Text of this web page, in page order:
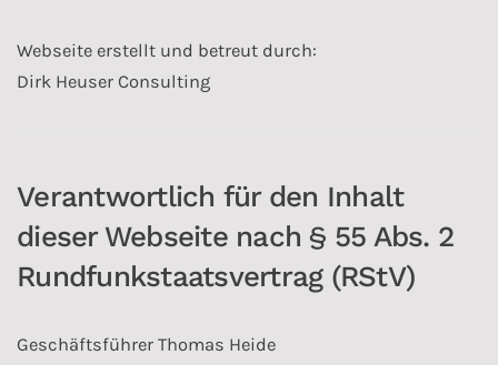
Webseite erstellt und betreut durch:
Dirk Heuser Consulting
Verantwortlich für den Inhalt
dieser Webseite nach § 55 Abs. 2
Rundfunkstaatsvertrag (RStV)
Geschäftsführer Thomas Heide